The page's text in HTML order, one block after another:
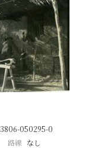
3806-050295-0
路線 なし